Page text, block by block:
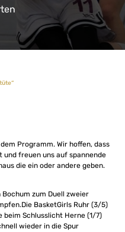
Programm. Wir hoffen, dass
freuen uns auf spannende
die ein oder andere geben.
Bochum zum Duell zweier
BasketGirls Ruhr (3/5)
beim Schlusslicht Herne (1/7)
wieder in die Spur